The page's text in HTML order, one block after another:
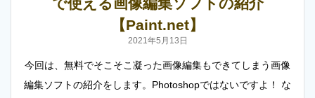
で使える画像編集ソフトの紹介
【Paint.net】
2021年5月13日
今回は、無料でそこそこ凝った画像編集もできてしまう画像
編集ソフトの紹介をします。Photoshopではないですよ！ な